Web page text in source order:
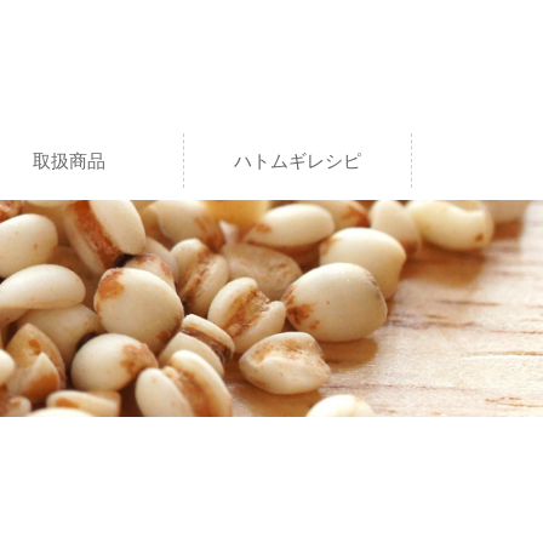
取扱商品 ハトムギレシピ